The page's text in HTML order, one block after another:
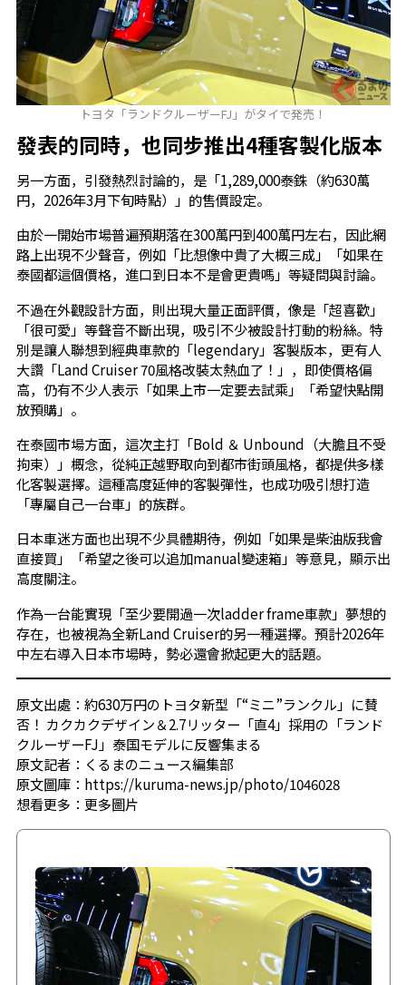
トヨタ「ランドクルーザーFJ」がタイで発売！
發表的同時，也同步推出4種客製化版本
另一方面，引發熱烈討論的，是「1,289,000泰銖（約630萬
円，2026年3月下旬時點）」的售價設定。
由於一開始市場普遍預期落在300萬円到400萬円左右，因此網
路上出現不少聲音，例如「比想像中貴了大概三成」「如果在
泰國都這個價格，進口到日本不是會更貴嗎」等疑問與討論。
不過在外觀設計方面，則出現大量正面評價，像是「超喜歡」
「很可愛」等聲音不斷出現，吸引不少被設計打動的粉絲。特
別是讓人聯想到經典車款的「legendary」客製版本，更有人
大讚「Land Cruiser 70風格改裝太熱血了！」，即使價格偏
高，仍有不少人表示「如果上市一定要去試乘」「希望快點開
放預購」。
在泰國市場方面，這次主打「Bold ＆ Unbound（大膽且不受
拘束）」概念，從純正越野取向到都市街頭風格，都提供多樣
化客製選擇。這種高度延伸的客製彈性，也成功吸引想打造
「專屬自己一台車」的族群。
日本車迷方面也出現不少具體期待，例如「如果是柴油版我會
直接買」「希望之後可以追加manual變速箱」等意見，顯示出
高度關注。
作為一台能實現「至少要開過一次ladder frame車款」夢想的
存在，也被視為全新Land Cruiser的另一種選擇。預計2026年
中左右導入日本市場時，勢必還會掀起更大的話題。
原文出處：約630万円のトヨタ新型「“ミニ”ランクル」に賛
否！ カクカクデザイン＆2.7リッター「直4」採用の「ランド
クルーザーFJ」泰国モデルに反響集まる
原文記者：くるまのニュース編集部
原文圖庫：https://kuruma-news.jp/photo/1046028
想看更多： 更多圖片